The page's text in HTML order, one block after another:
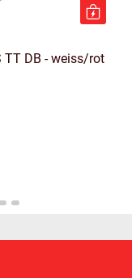
TT DB - weiss/rot